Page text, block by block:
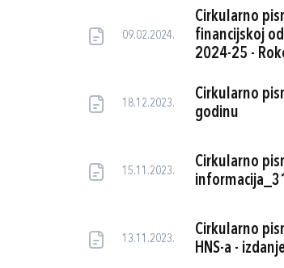
09.02.2024.
Cirkularno
financijskoj
2024-25 -
18.12.2023.
Cirkularno
godinu
15.11.2023.
Cirkularno
13.11.2023.
Cirkularno
HNS-a -